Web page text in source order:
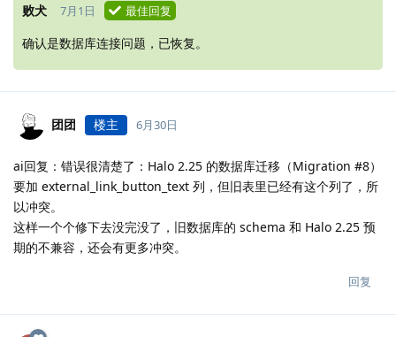
败犬 7月1日 最佳回复
确认是数据库连接问题，已恢复。
团团 楼主 6月30日
ai回复：错误很清楚了：Halo 2.25 的数据库迁移（Migration #8）
要加 external_link_button_text 列，但旧表里已经有这个列了，所
以冲突。
这样一个个修下去没完没了，旧数据库的 schema 和 Halo 2.25 预
期的不兼容，还会有更多冲突。
回复